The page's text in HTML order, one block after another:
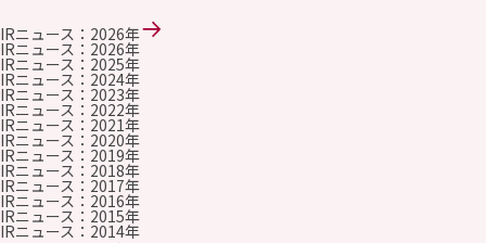
IRニュース：2026年
IRニュース：2026年
IRニュース：2025年
IRニュース：2024年
IRニュース：2023年
IRニュース：2022年
IRニュース：2021年
IRニュース：2020年
IRニュース：2019年
IRニュース：2018年
IRニュース：2017年
IRニュース：2016年
IRニュース：2015年
IRニュース：2014年